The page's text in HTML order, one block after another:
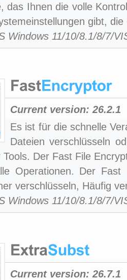
das Ihnen die volle
gibt,
Windows 11/10/8.1/8/7/
Current version: 26.2.1
Es ist für die schnelle
Dateien verschlüsseln
Der Fast File
Operationen. Der
verschlüsseln, Häufig
Windows 11/10/8.1/8/7/
Current version: 26.7.1